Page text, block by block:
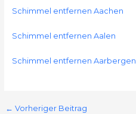
Schimmel entfernen Aachen
Schimmel entfernen Aalen
Schimmel entfernen Aarbergen
← Vorheriger Beitrag